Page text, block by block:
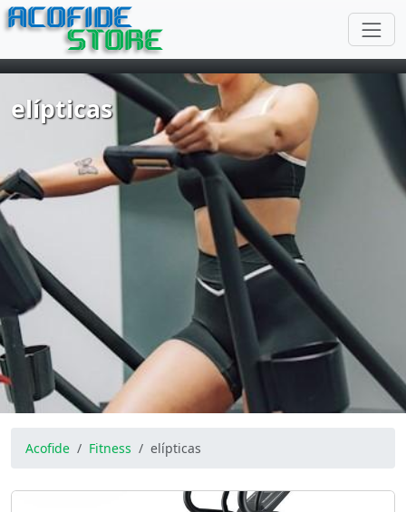
ACOFIDE
STORE
elípticas
Acofide Fitness elípticas